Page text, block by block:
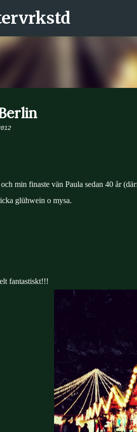
min finaste vän Paula sedan 40 år
glühwein o mysa.
fantastiskt!!!